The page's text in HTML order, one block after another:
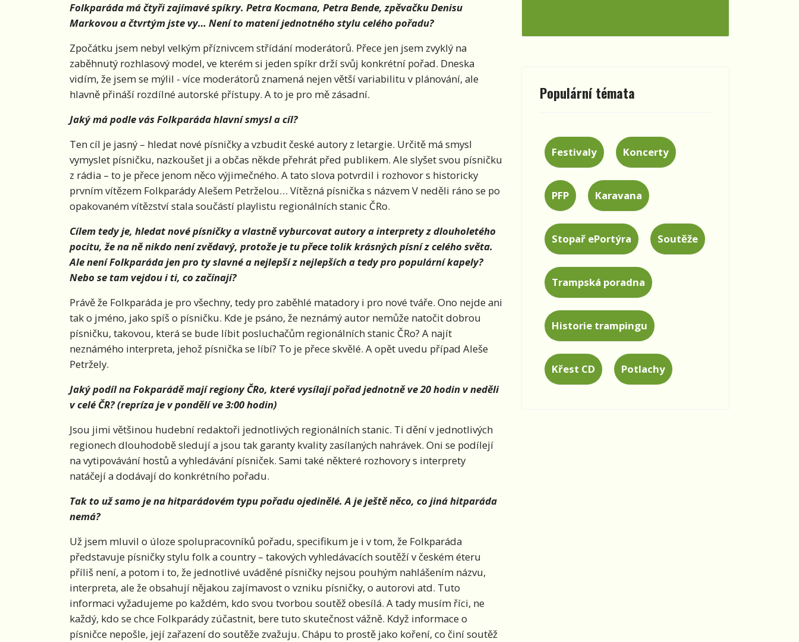
Folkparáda má čtyři zajímavé spíkry. Petra Kocmana, Petra Bende, zpěvačku Denisu
Markovou a čtvrtým jste vy… Není to matení jednotného stylu celého pořadu?
Zpočátku jsem nebyl velkým příznivcem střídání moderátorů. Přece jen jsem zvyklý na
zaběhnutý rozhlasový model, ve kterém si jeden spíkr drží svůj konkrétní pořad. Dneska
vidím, že jsem se mýlil - více moderátorů znamená nejen větší variabilitu v plánování, ale
hlavně přináší rozdílné autorské přístupy. A to je pro mě zásadní.
Jaký má podle vás Folkparáda hlavní smysl a cíl?
Ten cíl je jasný – hledat nové písničky a vzbudit české autory z letargie. Určitě má smysl
vymyslet písničku, nazkoušet ji a občas někde přehrát před publikem. Ale slyšet svou písničku
z rádia – to je přece jenom něco výjimečného. A tato slova potvrdil i rozhovor s historicky
prvním vítězem Folkparády Alešem Petrželou… Vítězná písnička s názvem V neděli ráno se po
opakovaném vítězství stala součástí playlistu regionálních stanic ČRo.
Cílem tedy je, hledat nové písničky a vlastně vyburcovat autory a interprety z dlouholetého
pocitu, že na ně nikdo není zvědavý, protože je tu přece tolik krásných písní z celého světa.
Ale není Folkparáda jen pro ty slavné a nejlepší z nejlepších a tedy pro populární kapely?
Nebo se tam vejdou i ti, co začínají?
Právě že Folkparáda je pro všechny, tedy pro zaběhlé matadory i pro nové tváře. Ono nejde ani
tak o jméno, jako spíš o písničku. Kde je psáno, že neznámý autor nemůže natočit dobrou
písničku, takovou, která se bude líbit posluchačům regionálních stanic ČRo? A najít
neznámého interpreta, jehož písnička se líbí? To je přece skvělé. A opět uvedu případ Aleše
Petržely.
Jaký podíl na Fokparádě mají regiony ČRo, které vysílají pořad jednotně ve 20 hodin v neděli
v celé ČR? (repríza je v pondělí ve 3:00 hodin)
Jsou jimi většinou hudební redaktoři jednotlivých regionálních stanic. Ti dění v jednotlivých
regionech dlouhodobě sledují a jsou tak garanty kvality zasílaných nahrávek. Oni se podílejí
na vytipovávání hostů a vyhledávání písniček. Sami také některé rozhovory s interprety
natáčejí a dodávají do konkrétního pořadu.
Tak to už samo je na hitparádovém typu pořadu ojedinělé. A je ještě něco, co jiná hitparáda
nemá?
Už jsem mluvil o úloze spolupracovníků pořadu, specifikum je i v tom, že Folkparáda
představuje písničky stylu folk a country – takových vyhledávacích soutěží v českém éteru
příliš není, a potom i to, že jednotlivé uváděné písničky nejsou pouhým nahlášením názvu,
interpreta, ale že obsahují nějakou zajímavost o vzniku písničky, o autorovi atd. Tuto
informaci vyžadujeme po každém, kdo svou tvorbou soutěž obesílá. A tady musím říci, ne
každý, kdo se chce Folkparády zúčastnit, bere tuto skutečnost vážně. Když informace o
písničce nepošle, její zařazení do soutěže zvažuju. Chápu to prostě jako koření, co činí soutěž
Populární témata
Festivaly Koncerty
PFP Karavana
Stopař ePortýra Soutěže
Trampská poradna
Historie trampingu
Křest CD Potlachy